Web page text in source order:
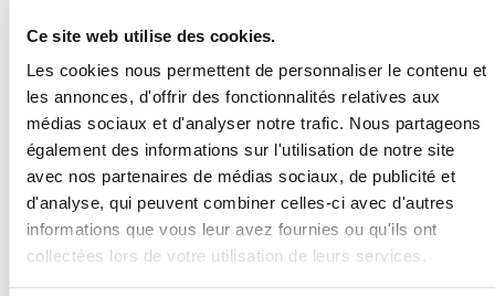
Ce site web utilise des cookies.
Les cookies nous permettent de personnaliser le contenu et
les annonces, d'offrir des fonctionnalités relatives aux
médias sociaux et d'analyser notre trafic. Nous partageons
également des informations sur l'utilisation de notre site
avec nos partenaires de médias sociaux, de publicité et
d'analyse, qui peuvent combiner celles-ci avec d'autres
informations que vous leur avez fournies ou qu'ils ont
collectées lors de votre utilisation de leurs services.
résistance de ses racines équivaut à un cinquième de
celui de l’acier doux.